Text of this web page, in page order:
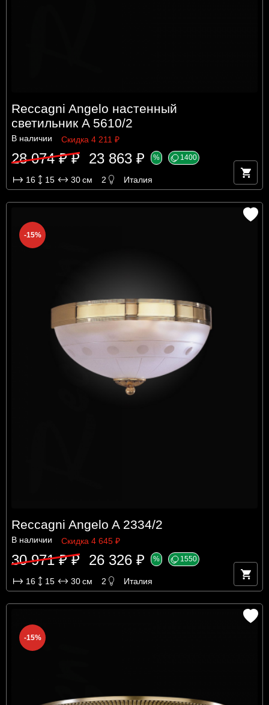
Reccagni Angelo настенный
светильник A 5610/2
В наличии Скидка 4 211 ₽
28 074 ₽ ₽ 23 863 ₽ % 1400
16 15 30см 2 Италия
-15%
Reccagni Angelo A 2334/2
В наличии Скидка 4 645 ₽
30 971 ₽ ₽ 26 326 ₽ % 1550
16 15 30см 2 Италия
-15%